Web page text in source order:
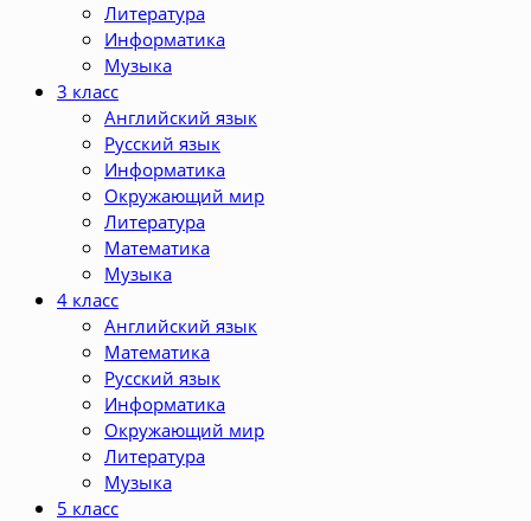
Литература
Информатика
Музыка
3 класс
Английский язык
Русский язык
Информатика
Окружающий мир
Литература
Математика
Музыка
4 класс
Английский язык
Математика
Русский язык
Информатика
Окружающий мир
Литература
Музыка
5 класс